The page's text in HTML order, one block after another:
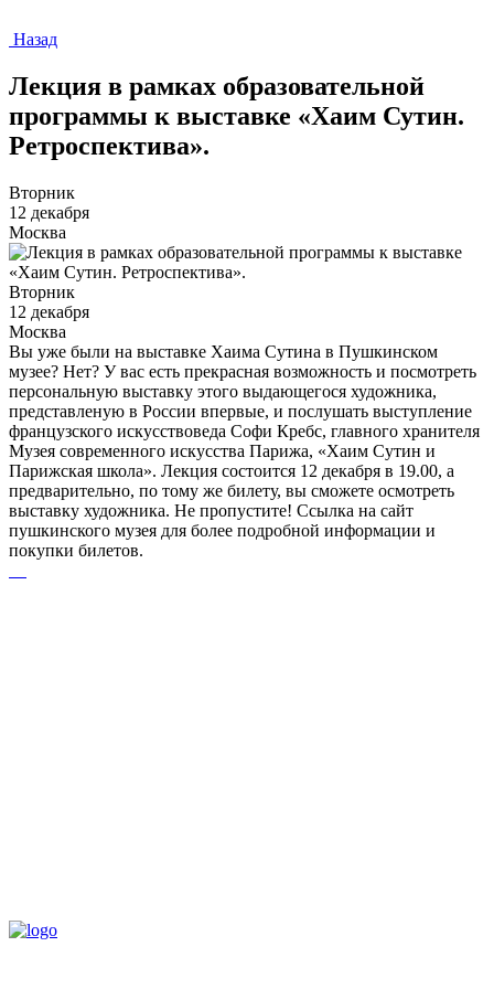
Назад
Лекция в рамках образовательной
программы к выставке «Хаим Сутин.
Ретроспектива».
Вторник
12 декабря
Москва
Вторник
12 декабря
Москва
Вы уже были на выставке Хаима Сутина в Пушкинском
музее? Нет? У вас есть прекрасная возможность и посмотреть
персональную выставку этого выдающегося художника,
представленyю в России впервые, и послушать выступление
французского искусствоведа Софи Кребс, главного хранителя
Музея современного искусства Парижа, «Хаим Сутин и
Парижская школа». Лекция состоится 12 декабря в 19.00, а
предварительно, по тому же билету, вы сможете осмотреть
выставку художника. Не пропустите! Ссылка на сайт
пушкинского музея для более подробной информации и
покупки билетов.